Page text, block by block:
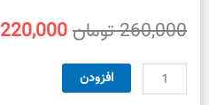
260,000تومانقیمت
بود.
220,000
کتاب
نازنین
افزودن